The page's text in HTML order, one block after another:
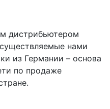
дистрибьютером
нами
из Германии – основа
по продаже